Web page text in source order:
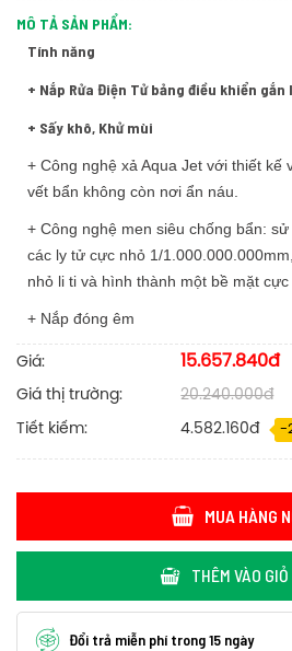
MÔ TẢ SẢN PHẨM:
Tính năng
+ Nắp Rửa Điện Tử bảng điều khiển gắn
+ Sấy khô, Khử mùi
+ Công nghệ xả Aqua Jet với thiết kế
vết bẩn không còn nơi ẩn náu.
+ Công nghệ men siêu chống bẩn:
các ly tử cực nhỏ 1/
nhỏ li ti và hình thành một bề mặt cực
+ Nắp đóng êm
Giá: 15.657.840đ
Giá thị trường: 20.240.000đ
Tiết kiếm: 4.582.160đ -
MUA HÀNG
THÊM VÀO
Đổi trả miễn phí trong 15 ngày